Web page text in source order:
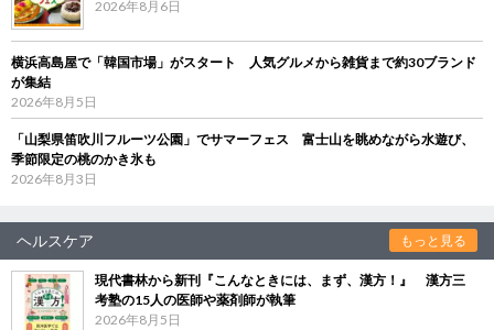
2026年8月6日
横浜高島屋で「韓国市場」がスタート 人気グルメから雑貨まで約30ブランド
が集結
2026年8月5日
「山梨県笛吹川フルーツ公園」でサマーフェス 富士山を眺めながら水遊び、
季節限定の桃のかき氷も
2026年8月3日
ヘルスケア もっと見る
現代書林から新刊『こんなときには、まず、漢方！』 漢方三
考塾の15人の医師や薬剤師が執筆
2026年8月5日